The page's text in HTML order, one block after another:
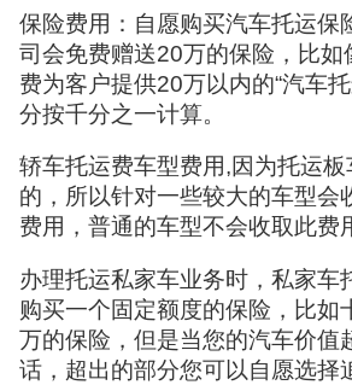
保险费用：自愿购买汽车托运保
司会免费赠送20万的保险，比如
费为客户提供20万以内的“汽车
分按千分之一计算。
轿车托运费车型费用,因为托运
的，所以针对一些较大的车型会
费用，普通的车型不会收取此费
办理托运私家车业务时，私家车
购买一个固定额度的保险，比如
万的保险，但是当您的汽车价值
话，超出的部分您可以自愿选择